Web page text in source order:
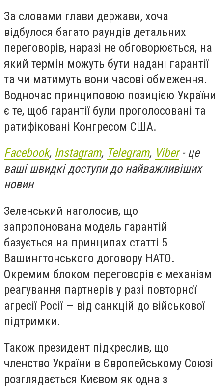
За словами глави держави, хоча
відбулося багато раундів детальних
переговорів, наразі не обговорюється, на
який термін можуть бути надані гарантії
та чи матимуть вони часові обмеження.
Водночас принциповою позицією України
є те, щоб гарантії були проголосовані та
ратифіковані Конгресом США.
Facebook, Instagram, Telegram, Viber- це
ваші швидкі доступи до найважливіших
новин
Зеленський наголосив, що
запропонована модель гарантій
базується на принципах статті 5
Вашингтонського договору НАТО.
Окремим блоком переговорів є механізм
реагування партнерів у разі повторної
агресії Росії — від санкцій до військової
підтримки.
Також президент підкреслив, що
членство України в Європейському Союзі
розглядається Києвом як одна з